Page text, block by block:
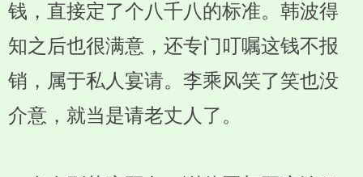
钱，直接定了个八千八的标准。韩波得
知之后也很满意，还专门叮嘱这钱不报
销，属于私人宴请。李乘风笑了笑也没
介意，就当是请老丈人了。